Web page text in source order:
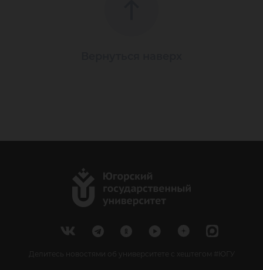
Делитесь новостями об университете с хештегом #ЮГУ